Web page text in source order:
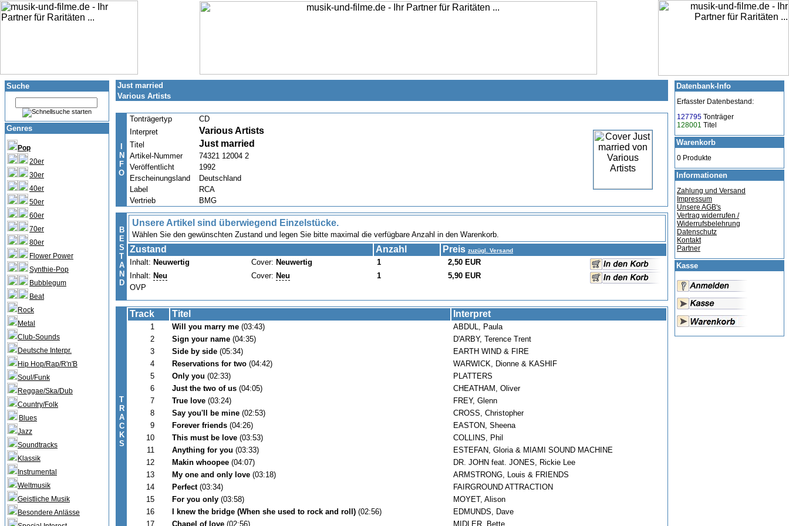
Suche
Genres
Pop
20er
30er
40er
50er
60er
70er
80er
Flower Power
Synthie-Pop
Bubblegum
Beat
Rock
Metal
Club-Sounds
Deutsche Interpr.
Hip Hop/Rap/R'n'B
Soul/Funk
Reggae/Ska/Dub
Country/Folk
Blues
Jazz
Soundtracks
Klassik
Instrumental
Weltmusik
Geistliche Musik
Besondere Anlässe
Just married
Various Artists
N
F
O
Tonträgertyp
CD
Interpret
Various Artists
Titel Just married
Artikel-Nummer
74321 12004 2
Veröffentlicht
1992
Erscheinungsland
Deutschland
Label
RCA
Vertrieb
BMG
B
E
S
T
A
N
D
Unsere Artikel sind überwiegend Einzelstücke.
Wählen Sie den gewünschten Zustand und legen Sie bitte maximal die verfügbare Anzahl in den Warenkorb.
Zustand Anzahl Preis zuzügl. Versand
Inhalt: Neuwertig Cover: Neuwertig 1
2,50 EUR
Inhalt: Neu Cover: Neu 1
5,90 EUR
OVP
T
R
A
C
K
S
Track Titel Interpret
1 Will you marry me (03:43)
ABDUL, Paula
2
Sign your name (04:35)
D'ARBY, Terence Trent
3
Side by side (05:34)
EARTH WIND & FIRE
4
Reservations for two (04:42)
WARWICK, Dionne & KASHIF
5
Only you (02:33)
PLATTERS
6
Just the two of us (04:05)
CHEATHAM, Oliver
7
True love (03:24)
FREY, Glenn
8
Say you'll be mine (02:53)
CROSS, Christopher
9
Forever friends (04:26)
EASTON, Sheena
10
This must be love (03:53)
COLLINS, Phil
11
Anything for you (03:33)
ESTEFAN, Gloria & MIAMI SOUND MACHINE
12
Makin whoopee (04:07)
DR. JOHN feat. JONES, Rickie Lee
13
My one and only love (03:18)
ARMSTRONG, Louis & FRIENDS
14
Perfect (03:34)
FAIRGROUND ATTRACTION
15
For you only (03:58)
MOYET, Alison
16
I knew the bridge (When she used to rock and roll) (02:56)
EDMUNDS, Dave
17
Chapel of love (02:56) MIDLER, Bette
Datenbank-Info
Erfasster Datenbestand:
127795 Tonträger
128001 Titel
Warenkorb
0 Produkte
Informationen
Zahlung und Versand
Impressum
Unsere AGB's
Vertrag widerrufen /
Widerrufsbelehrung
Datenschutz
Kontakt
Partner
Kasse